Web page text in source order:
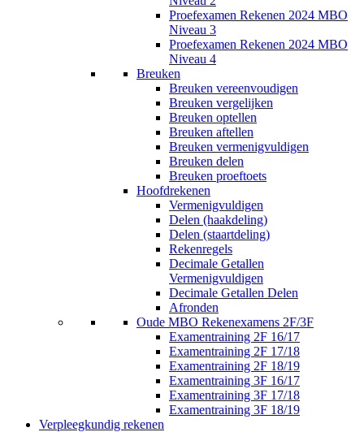
Proefexamen Rekenen 2024 MBO
Niveau 3
Proefexamen Rekenen 2024 MBO
Niveau 4
Breuken
Breuken vereenvoudigen
Breuken vergelijken
Breuken optellen
Breuken aftellen
Breuken vermenigvuldigen
Breuken delen
Breuken proeftoets
Hoofdrekenen
Vermenigvuldigen
Delen (haakdeling)
Delen (staartdeling)
Rekenregels
Decimale Getallen
Vermenigvuldigen
Decimale Getallen Delen
Afronden
Oude MBO Rekenexamens 2F/3F
Examentraining 2F 16/17
Examentraining 2F 17/18
Examentraining 2F 18/19
Examentraining 3F 16/17
Examentraining 3F 17/18
Examentraining 3F 18/19
Verpleegkundig rekenen